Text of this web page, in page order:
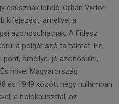
csúsznak lefelé. Orbán Viktor
kifejezést, amellyel a
azonosulhatnak. A Fidesz
a polgár szó tartalmát. Ez
amellyel jó azonosulni,
mivel Magyarország
és 1949 között négy hullámban
a holokauszttal, az